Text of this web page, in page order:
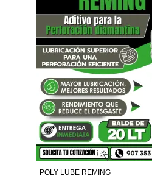
POLY LUBE REMING